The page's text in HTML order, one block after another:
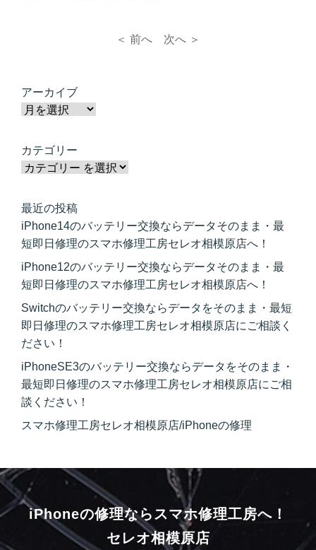
＜ 前へ 次へ ＞
アーカイブ
カテゴリー
最近の投稿
iPhone14のバッテリー交換ならデータそのまま・最
短即日修理のスマホ修理工房セレオ相模原店へ！
iPhone12のバッテリー交換ならデータそのまま・最
短即日修理のスマホ修理工房セレオ相模原店へ！
Switchのバッテリー交換ならデータをそのまま・最短
即日修理のスマホ修理工房セレオ相模原店にご相談く
ださい！
iPhoneSE3のバッテリー交換ならデータをそのまま・
最短即日修理のスマホ修理工房セレオ相模原店にご相
談ください！
スマホ修理工房セレオ相模原店/iPhoneの修理
iPhoneの修理ならスマホ修理工房へ！
セレオ相模原店